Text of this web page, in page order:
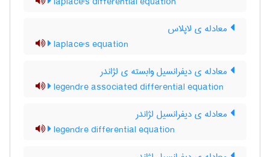
معادله ی لاپلاس
laplace's equation
معادله ی دیفرانسیل وابسته ی لژاندر
legendre associated differential equation
معادله ی دیفرانسیل لژاندر
legendre differential equation